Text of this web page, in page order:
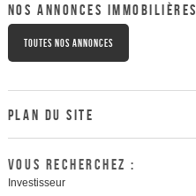
NOS ANNONCES IMMOBILIÈRES
TOUTES NOS ANNONCES
PLAN DU SITE
VOUS RECHERCHEZ :
Investisseur